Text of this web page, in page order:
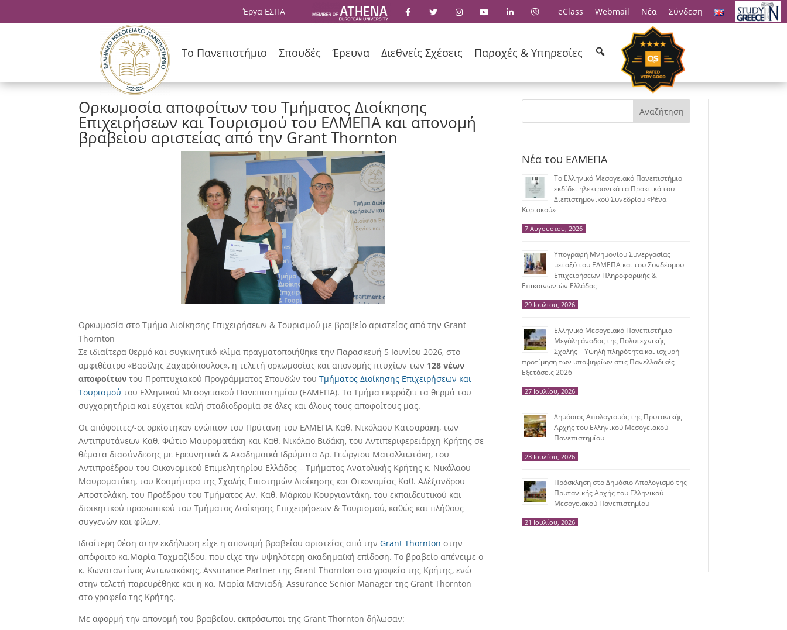
Έργα ΕΣΠΑ eClass Webmail Νέα Σύνδεση
Το Πανεπιστήμιο Σπουδές Έρευνα Διεθνείς Σχέσεις Παροχές & Υπηρεσίες
Ορκωμοσία αποφοίτων του Τμήματος Διοίκησης
Επιχειρήσεων και Τουρισμού του ΕΛΜΕΠΑ και απονομή
βραβείου αριστείας από την Grant Thornton
Ορκωμοσία στο Τμήμα Διοίκησης Επιχειρήσεων & Τουρισμού με βραβείο αριστείας από την Grant
Thornton
Σε ιδιαίτερα θερμό και συγκινητικό κλίμα πραγματοποιήθηκε την Παρασκευή 5 Ιουνίου 2026, στο
αμφιθέατρο «Βασίλης Ζαχαρόπουλος», η τελετή ορκωμοσίας και απονομής πτυχίων των 128 νέων
αποφοίτωντου Προπτυχιακού Προγράμματος Σπουδών τουΤμήματος Διοίκησης Επιχειρήσεων και
Τουρισμού του Ελληνικού Μεσογειακού Πανεπιστημίου (ΕΛΜΕΠΑ). Το Τμήμα εκφράζει τα θερμά του
συγχαρητήρια και εύχεται καλή σταδιοδρομία σε όλες και όλους τους αποφοίτους μας.
Οι απόφοιτες/-οι ορκίστηκαν ενώπιον του Πρύτανη του ΕΛΜΕΠΑ Καθ. Νικόλαου Κατσαράκη, των
Αντιπρυτάνεων Καθ. Φώτιο Μαυροματάκη και Καθ. Νικόλαο Βιδάκη, του Αντιπεριφερειάρχη Κρήτης σε
θέματα διασύνδεσης με Ερευνητικά & Ακαδημαϊκά Ιδρύματα Δρ. Γεώργιου Ματαλλιωτάκη, του
Αντιπροέδρου του Οικονομικού Επιμελητηρίου Ελλάδος – Τμήματος Ανατολικής Κρήτης κ. Νικόλαου
Μαυροματάκη, του Κοσμήτορα της Σχολής Επιστημών Διοίκησης και Οικονομίας Καθ. Αλέξανδρου
Αποστολάκη, του Προέδρου του Τμήματος Αν. Καθ. Μάρκου Κουργιαντάκη, του εκπαιδευτικού και
διοικητικού προσωπικού του Τμήματος Διοίκησης Επιχειρήσεων & Τουρισμού, καθώς και πλήθους
συγγενών και φίλων.
Ιδιαίτερη θέση στην εκδήλωση είχε η απονομή βραβείου αριστείας από τηνGrant Thornton στην
απόφοιτο κα.Μαρία Ταχμαζίδου, που είχε την υψηλότερη ακαδημαϊκή επίδοση. Το βραβείο απένειμε ο
κ. Κωνσταντίνος Αντωνακάκης, Assurance Partner της Grant Thornton στο γραφείο της Κρήτης, ενώ
στην τελετή παρευρέθηκε και η κα. Μαρία Μανιαδή, Assurance Senior Manager της Grant Thornton
στο γραφείο της Κρήτης.
Με αφορμή την απονομή του βραβείου, εκπρόσωποι της Grant Thornton δήλωσαν:
Αναζήτηση
Νέα του ΕΛΜΕΠΑ
Το Ελληνικό Μεσογειακό Πανεπιστήμιο
εκδίδει ηλεκτρονικά τα Πρακτικά του
Διεπιστημονικού Συνεδρίου «Ρένα
Κυριακού»
7 Αυγούστου, 2026
Υπογραφή Μνημονίου Συνεργασίας
μεταξύ του ΕΛΜΕΠΑ και του Συνδέσμου
Επιχειρήσεων Πληροφορικής &
Επικοινωνιών Ελλάδας
29 Ιουλίου, 2026
Ελληνικό Μεσογειακό Πανεπιστήμιο –
Μεγάλη άνοδος της Πολυτεχνικής
Σχολής – Υψηλή πληρότητα και ισχυρή
προτίμηση των υποψηφίων στις Πανελλαδικές
Εξετάσεις 2026
27 Ιουλίου, 2026
Δημόσιος Απολογισμός της Πρυτανικής
Αρχής του Ελληνικού Μεσογειακού
Πανεπιστημίου
23 Ιουλίου, 2026
Πρόσκληση στο Δημόσιο Απολογισμό της
Πρυτανικής Αρχής του Ελληνικού
Μεσογειακού Πανεπιστημίου
21 Ιουλίου, 2026